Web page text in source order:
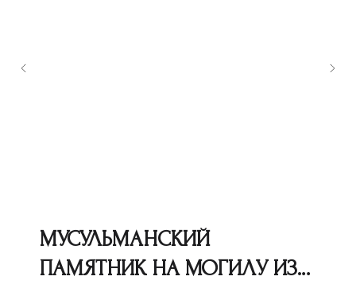
МУСУЛЬМАНСКИЙ
ПАМЯТНИК НА МОГИЛУ ИЗ